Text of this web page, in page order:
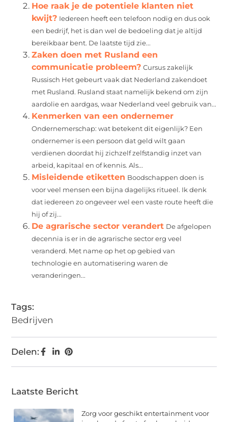
Hoe raak je de potentiele klanten niet
kwijt? Iedereen heeft een telefoon nodig en dus ook
een bedrijf, het is dan wel de bedoeling dat je altijd
bereikbaar bent. De laatste tijd zie...
Zaken doen met Rusland een
communicatie probleem? Cursus zakelijk
Russisch Het gebeurt vaak dat Nederland zakendoet
met Rusland. Rusland staat namelijk bekend om zijn
aardolie en aardgas, waar Nederland veel gebruik van...
Kenmerken van een ondernemer
Ondernemerschap: wat betekent dit eigenlijk? Een
ondernemer is een persoon dat geld wilt gaan
verdienen doordat hij zichzelf zelfstandig inzet van
arbeid, kapitaal en of kennis. Als...
Misleidende etiketten Boodschappen doen is
voor veel mensen een bijna dagelijks ritueel. Ik denk
dat iedereen zo ongeveer wel een vaste route heeft die
hij of zij...
De agrarische sector verandert De afgelopen
decennia is er in de agrarische sector erg veel
veranderd. Met name op het op gebied van
technologie en automatisering waren de
veranderingen...
Tags:
Bedrijven
Delen:
Laatste Bericht
Zorg voor geschikt entertainment voor